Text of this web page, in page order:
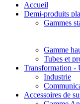
Accueil
Demi-produits
Gammes
Gamme
Tubes et
Transformation -
Industrie
Accessoires de